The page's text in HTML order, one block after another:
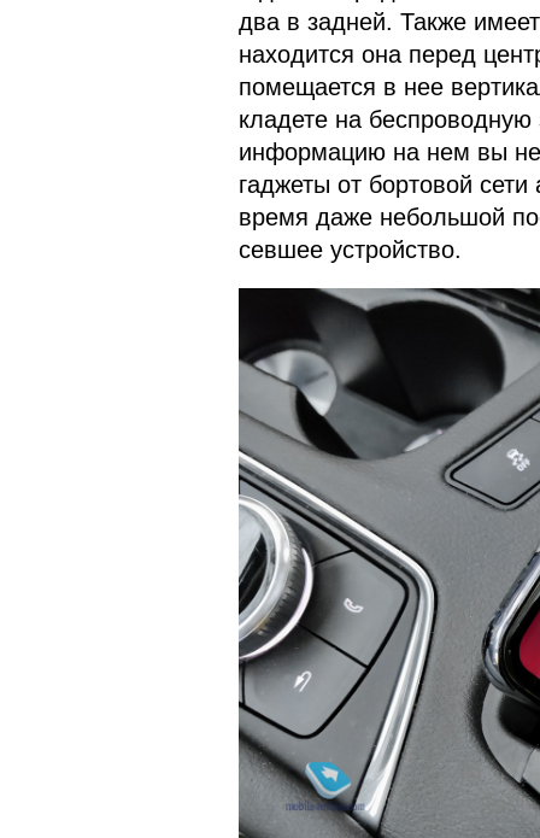
два в задней. Также
находится она перед
помещается в нее
кладете на беспроводную
информацию на нем вы
гаджеты от бортовой
время даже небольшой
севшее устройство.